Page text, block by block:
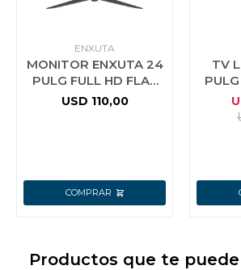
ENXUTA
MONITOR ENXUTA 24
PULG FULL HD FLAT
HDMI VGA
USD 110,00
TV
Productos que te